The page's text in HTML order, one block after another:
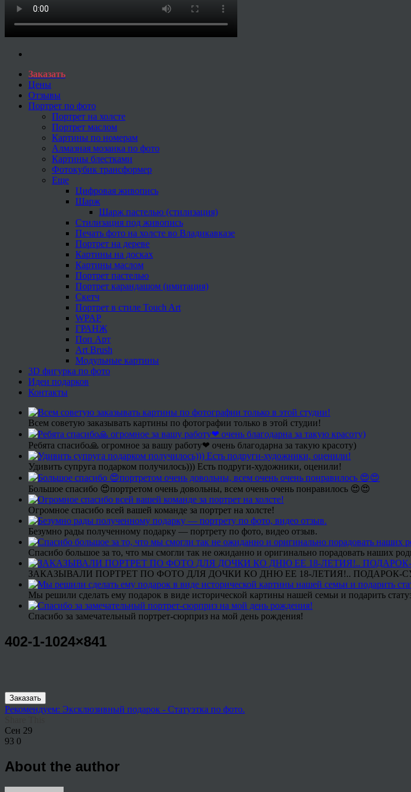
Заказать
Цены
Отзывы
Портрет по фото
Портрет на холсте
Портрет маслом
Картины по номерам
Алмазная мозаика по фото
Картины блестками
Фотокубик трансформер
Еще
Цифровая живопись
Шарж
Шарж пастелью (стилизация)
Стилизация под живопись
Печать фото на холсте во Владикавказе
Портрет на дереве
Картины на досках
Картины маслом
Портрет пастелью
Портрет карандашом (имитация)
Скетч
Портрет в стиле Touch Art
WPAP
ГРАНЖ
Поп Арт
Art Brush
Модульные картины
3D фигурка по фото
Идеи подарков
Контакты
Всем советую заказывать картины по фотографии только в этой студии!
Ребята спасибо🙏 огромное за вашу работу❤ очень благодарна за такую красоту)
Удивить супруга подарком получилось))) Есть подруги-художники, оценили!
Большое спасибо 😍портретом очень довольны, всем очень очень понравилось 😍😍
Огромное спасибо всей вашей команде за портрет на холсте!
Безумно рады полученному подарку — портрету по фото, видео отзыв.
Спасибо большое за то, что мы смогли так не ожиданно и оригинально порадовать наших
ЗАКАЗЫВАЛИ ПОРТРЕТ ПО ФОТО ДЛЯ ДОЧКИ КО ДНЮ ЕЕ 18-ЛЕТИЯ!.. ПОДАРОК-
Мы решили сделать ему подарок в виде исторической картины нашей семьи и подарить
Спасибо за замечательный портрет-сюрприз на мой день рождения!
402-1-1024×841
Заказать
Рекомендуем: Эксклюзивный подарок - Статуэтка по фото.
Сен 29
93 0
About the author